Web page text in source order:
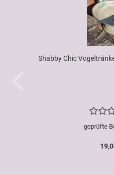
Shabby Chic
geprüfte